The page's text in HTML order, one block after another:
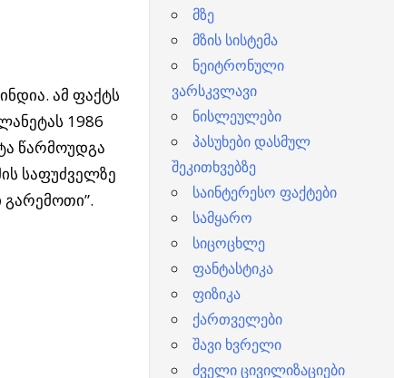
ამ ფაქტს
1986
წარმოუდგა
საფუძველზე
მზე
მზის სისტემა
ნეიტრონული
ვარსკვლავი
ნისლეულები
პასუხები დასმულ
შეკითხვებზე
საინტერესო ფაქტები
სამყარო
სიცოცხლე
ფანტასტიკა
ფიზიკა
ქართველები
შავი ხვრელი
ძველი ცივილიზაციები